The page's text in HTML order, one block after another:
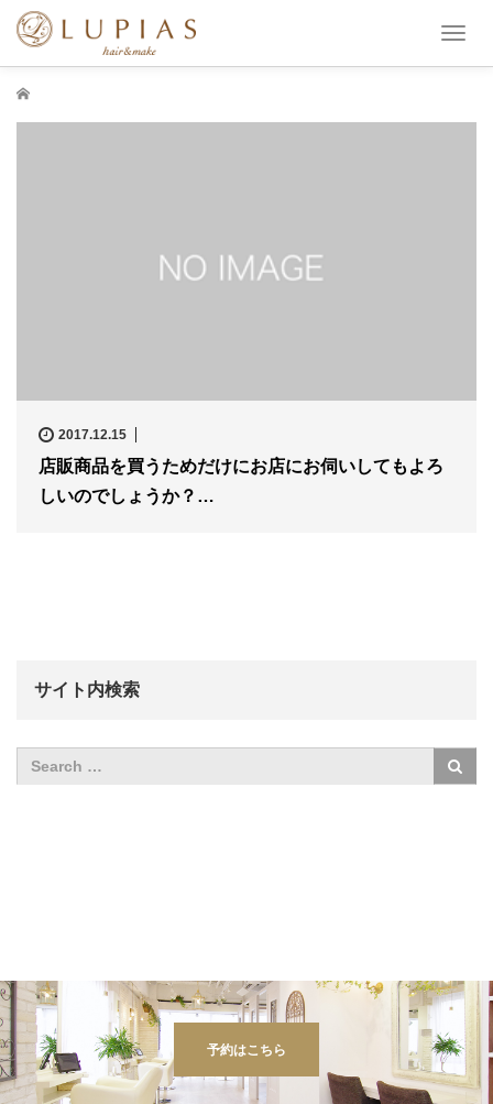
T
l
ホーム
2017.12.15
店販商品を買うためだけにお店にお伺いしてもよろ
しいのでしょうか？…
サイト内検索
予約はこちら